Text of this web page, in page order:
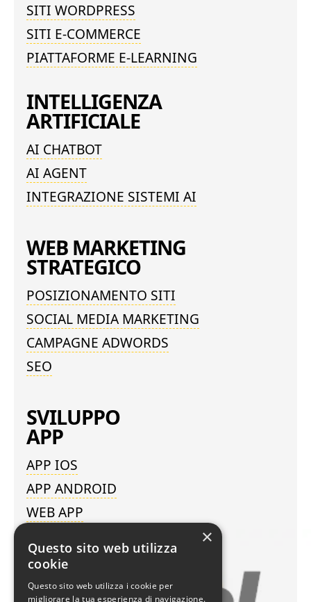
SITI WORDPRESS
SITI E-COMMERCE
PIATTAFORME E-LEARNING
INTELLIGENZA
ARTIFICIALE
AI CHATBOT
AI AGENT
INTEGRAZIONE SISTEMI AI
WEB MARKETING
STRATEGICO
POSIZIONAMENTO SITI
SOCIAL MEDIA MARKETING
CAMPAGNE ADWORDS
SEO
SVILUPPO
APP
APP IOS
APP ANDROID
WEB APP
WEB AGENCY
A VERONA
×
Questo sito web utilizza
cookie
Questo sito web utilizza i cookie per
migliorare la tua esperienza di navigazione.